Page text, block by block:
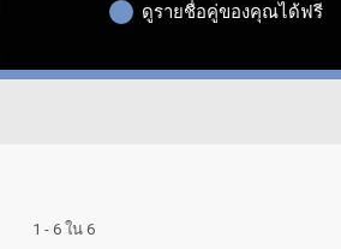
ดูรายชื่อคู่ของคุณได้ฟรี
1 - 6 ใน 6